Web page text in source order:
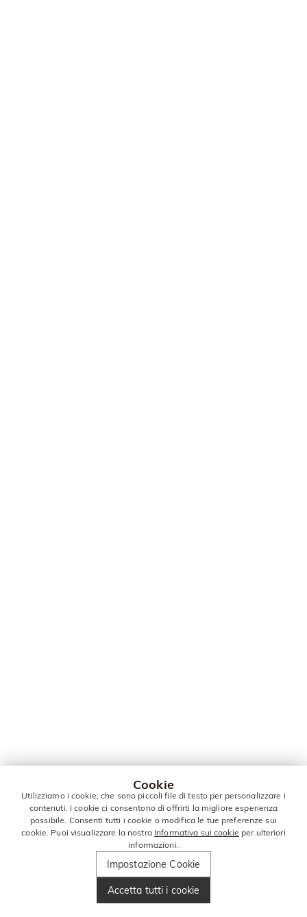
Cookie
Utilizziamo i cookie, che sono piccoli file di testo per personalizzare i
contenuti. I cookie ci consentono di offrirti la migliore esperienza
possibile. Consenti tutti i cookie o modifica le tue preferenze sui
cookie. Puoi visualizzare la nostra Informativa sui cookie per ulteriori
informazioni.
Impostazione Cookie
Accetta tutti i cookie